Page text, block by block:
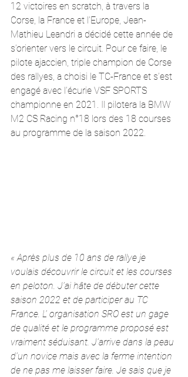
12 victoires en scratch, à travers la
Corse, la France et l’Europe, Jean-
Mathieu Leandri a décidé cette année de
s’orienter vers le circuit. Pour ce faire, le
pilote ajaccien, triple champion de Corse
des rallyes, a choisi le TC-France et s’est
engagé avec l’écurie VSF SPORTS
championne en 2021. Il pilotera la BMW
M2 CS Racing n°18 lors des 18 courses
au programme de la saison 2022.
« Après plus de 10 ans de rallye je
voulais découvrir le circuit et les courses
en peloton. J’ai hâte de débuter cette
saison 2022 et de participer au TC
France. L’ organisation SRO est un gage
de qualité et le programme proposé est
vraiment séduisant. J’arrive dans la peau
d’un novice mais avec la ferme intention
de ne pas me laisser faire. Je sais que je